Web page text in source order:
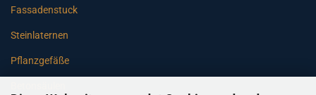
Fassadenstuck
Steinlaternen
Pflanzgefäße